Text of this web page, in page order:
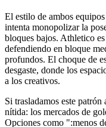
El estilo de ambos
intenta monopolizar la
bloques bajos. Athletico
defendiendo en bloque
profundos. El choque de
desgaste, donde los
a los creativos.
Si trasladamos este patrón
nítida: los mercados de
Opciones como ":menos